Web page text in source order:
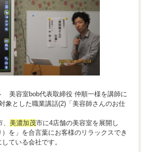
美容室bob代表取締役 仲順一様を講師に
象とした職業講話(2)「美容師さんのお仕
美濃加茂市に4店舗の美容室を展開し
）を」を合言葉にお客様のリラックスでき
ている会社です。